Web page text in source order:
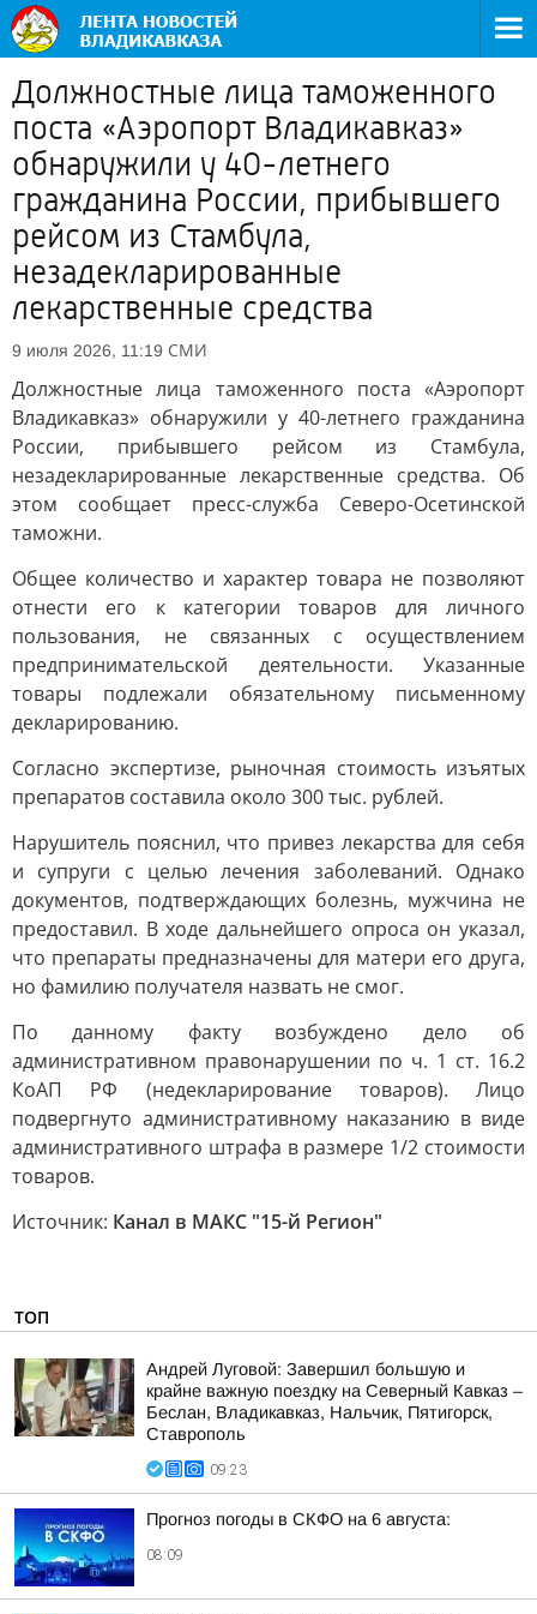
Должностные лица таможенного
поста «Аэропорт Владикавказ»
обнаружили у 40-летнего
гражданина России, прибывшего
рейсом из Стамбула,
незадекларированные
лекарственные средства
9 июля 2026, 11:19 СМИ
Должностные лица таможенного поста «Аэропорт
Владикавказ» обнаружили у 40-летнего гражданина
России, прибывшего рейсом из Стамбула,
незадекларированные лекарственные средства. Об
этом сообщает пресс-служба Северо-Осетинской
таможни.
Общее количество и характер товара не позволяют
отнести его к категории товаров для личного
пользования, не связанных с осуществлением
предпринимательской деятельности. Указанные
товары подлежали обязательному письменному
декларированию.
Согласно экспертизе, рыночная стоимость изъятых
препаратов составила около 300 тыс. рублей.
Нарушитель пояснил, что привез лекарства для себя
и супруги с целью лечения заболеваний. Однако
документов, подтверждающих болезнь, мужчина не
предоставил. В ходе дальнейшего опроса он указал,
что препараты предназначены для матери его друга,
но фамилию получателя назвать не смог.
По данному факту возбуждено дело об
административном правонарушении по ч. 1 ст. 16.2
КоАП РФ (недекларирование товаров). Лицо
подвергнуто административному наказанию в виде
административного штрафа в размере 1/2 стоимости
товаров.
Источник: Канал в МАКС "15-й Регион"
ТОП
Андрей Луговой: Завершил большую и
крайне важную поездку на Северный Кавказ –
Беслан, Владикавказ, Нальчик, Пятигорск,
Ставрополь
09:23
Прогноз погоды в СКФО на 6 августа:
08:09